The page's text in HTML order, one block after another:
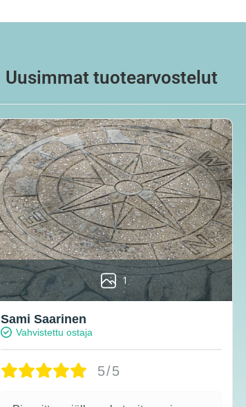
Uusimmat tuotearvostelut
1
Sami Saarinen
Vahvistettu ostaja
5/5